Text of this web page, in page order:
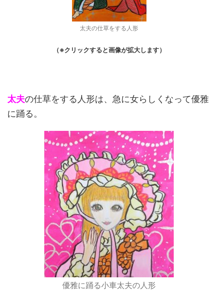
太夫の仕草をする人形
（※クリックすると画像が拡大します）
太夫の仕草をする人形は、急に女らしくなって優雅
に踊る。
優雅に踊る小車太夫の人形